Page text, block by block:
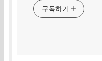
구독하기